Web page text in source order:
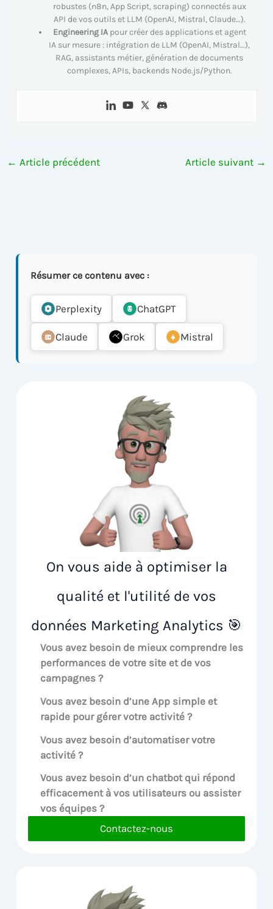
robustes (n8n, App Script, scraping) connectés aux
API de vos outils et LLM (OpenAI, Mistral, Claude…).
Engineering IApour créer des applications et agent
IA sur mesure : intégration de LLM (OpenAI, Mistral…),
RAG, assistants métier, génération de documents
complexes, APIs, backends Node.js/Python.
← Article précédent Article suivant →
Résumer ce contenu avec :
Perplexity ChatGPT
Claude Grok Mistral
On vous aide à optimiser la
qualité et l'utilité de vos
données Marketing Analytics 🎯
Vous avez besoin de mieux comprendre les
performances de votre site et de vos
campagnes ?
Vous avez besoin d’une App simple et
rapide pour gérer votre activité ?
Vous avez besoin d’automatiser votre
activité ?
Vous avez besoin d’un chatbot qui répond
efficacement à vos utilisateurs ou assister
vos équipes ?
Contactez-nous